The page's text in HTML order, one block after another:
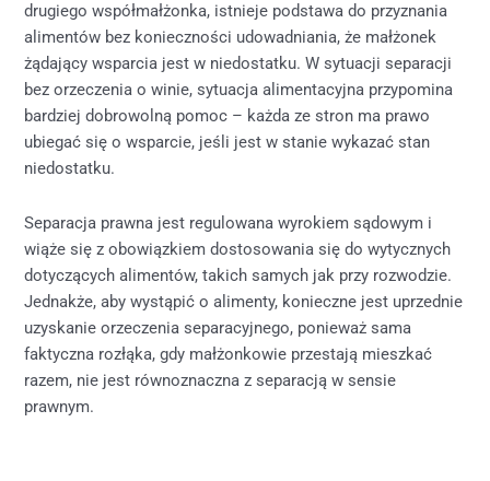
drugiego współmałżonka, istnieje podstawa do przyznania
alimentów bez konieczności udowadniania, że małżonek
żądający wsparcia jest w niedostatku. W sytuacji separacji
bez orzeczenia o winie, sytuacja alimentacyjna przypomina
bardziej dobrowolną pomoc – każda ze stron ma prawo
ubiegać się o wsparcie, jeśli jest w stanie wykazać stan
niedostatku.
Separacja prawna jest regulowana wyrokiem sądowym i
wiąże się z obowiązkiem dostosowania się do wytycznych
dotyczących alimentów, takich samych jak przy rozwodzie.
Jednakże, aby wystąpić o alimenty, konieczne jest uprzednie
uzyskanie orzeczenia separacyjnego, ponieważ sama
faktyczna rozłąka, gdy małżonkowie przestają mieszkać
razem, nie jest równoznaczna z separacją w sensie
prawnym.